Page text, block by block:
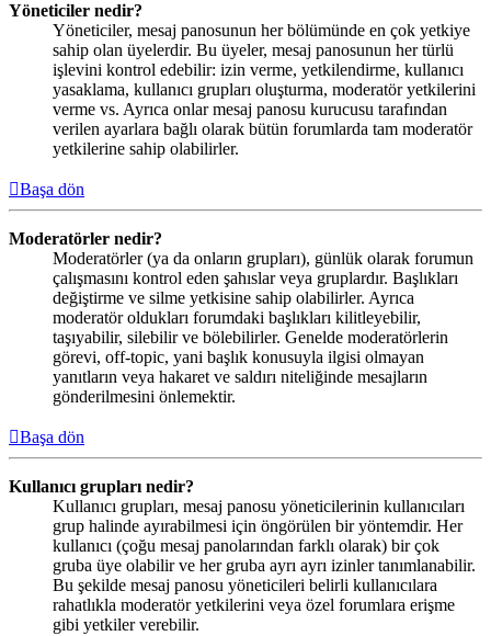
Yöneticiler nedir?
Yöneticiler, mesaj panosunun her bölümünde en çok yetkiye
sahip olan üyelerdir. Bu üyeler, mesaj panosunun her türlü
işlevini kontrol edebilir: izin verme, yetkilendirme, kullanıcı
yasaklama, kullanıcı grupları oluşturma, moderatör yetkilerini
verme vs. Ayrıca onlar mesaj panosu kurucusu tarafından
verilen ayarlara bağlı olarak bütün forumlarda tam moderatör
yetkilerine sahip olabilirler.
Başa dön
Moderatörler nedir?
Moderatörler (ya da onların grupları), günlük olarak forumun
çalışmasını kontrol eden şahıslar veya gruplardır. Başlıkları
değiştirme ve silme yetkisine sahip olabilirler. Ayrıca
moderatör oldukları forumdaki başlıkları kilitleyebilir,
taşıyabilir, silebilir ve bölebilirler. Genelde moderatörlerin
görevi, off-topic, yani başlık konusuyla ilgisi olmayan
yanıtların veya hakaret ve saldırı niteliğinde mesajların
gönderilmesini önlemektir.
Başa dön
Kullanıcı grupları nedir?
Kullanıcı grupları, mesaj panosu yöneticilerinin kullanıcıları
grup halinde ayırabilmesi için öngörülen bir yöntemdir. Her
kullanıcı (çoğu mesaj panolarından farklı olarak) bir çok
gruba üye olabilir ve her gruba ayrı ayrı izinler tanımlanabilir.
Bu şekilde mesaj panosu yöneticileri belirli kullanıcılara
rahatlıkla moderatör yetkilerini veya özel forumlara erişme
gibi yetkiler verebilir.